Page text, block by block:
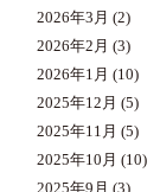
2026年3月 (2)
2026年2月 (3)
2026年1月 (10)
2025年12月 (5)
2025年11月 (5)
2025年10月 (10)
2025年9月 (3)